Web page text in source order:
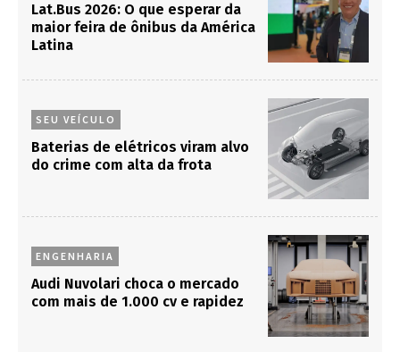
Lat.Bus 2026: O que esperar da
maior feira de ônibus da América
Latina
SEU VEÍCULO
Baterias de elétricos viram alvo
do crime com alta da frota
ENGENHARIA
Audi Nuvolari choca o mercado
com mais de 1.000 cv e rapidez